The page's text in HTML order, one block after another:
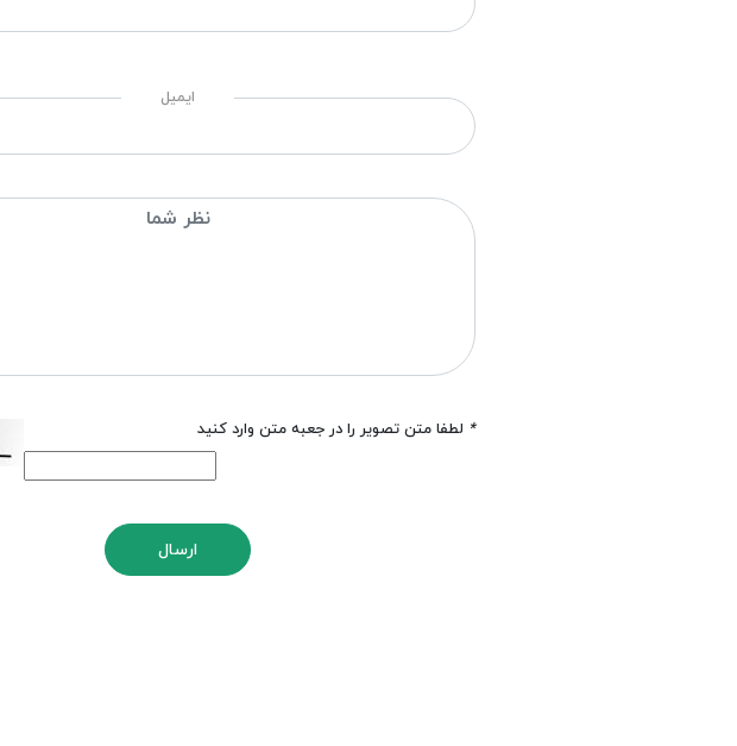
ایمیل
* لطفا متن تصویر را در جعبه متن وارد کنید
ارسال